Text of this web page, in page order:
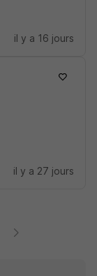
il y a 16 jours
il y a 27 jours